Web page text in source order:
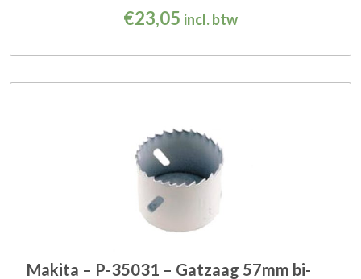
€23,05 incl. btw
Makita – P-35031 – Gatzaag 57mm bi-